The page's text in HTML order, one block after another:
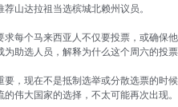
山达拉祖当选槟城北赖州议员。
求每个马来西亚人不仅要投票，或确保
为助选人员，解释为什么这个周六的投票
要，现在不是抵制选举或分散选票的时
的伟大国家的选择，不太可能再次出现。